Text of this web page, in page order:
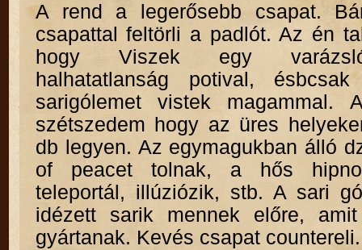
A rend a legerősebb csapat.
csapattal feltörli a padlót. Az én
hogy Viszek egy
halhatatlanság potival,
sarigólemet vistek magammal.
szétszedem hogy az üres
db legyen. Az egymagukban álló
of peacet tolnak, a hős
teleportál, illúziózik, stb. A sari
idézett sarik mennek előre,
gyártanak. Kevés csapat countereli.